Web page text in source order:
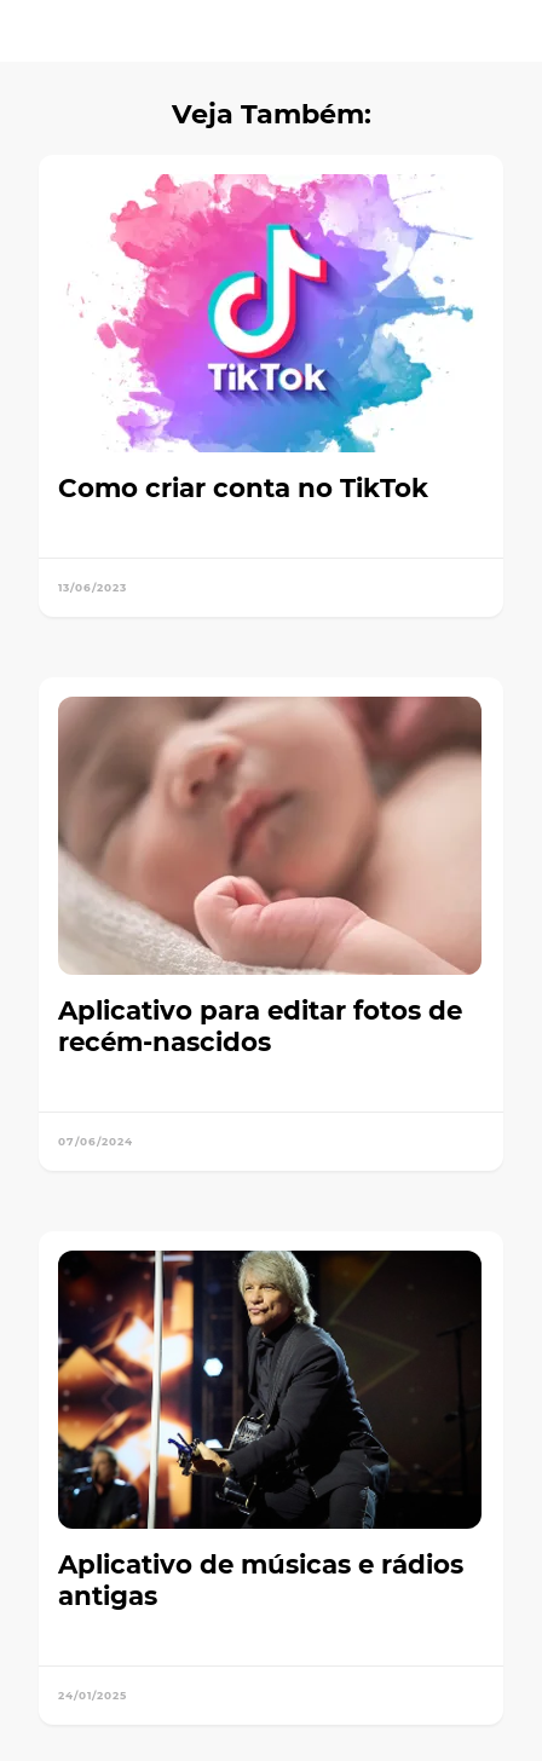
Veja Também:
Como criar conta no TikTok
13/06/2023
Aplicativo para editar fotos de
recém-nascidos
07/06/2024
Aplicativo de músicas e rádios
antigas
24/01/2025